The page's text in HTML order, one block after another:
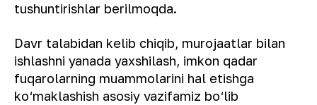
tushuntirishlar berilmoqda.
Davr talabidan kelib chiqib, murojaatlar bilan
ishlashni yanada yaxshilash, imkon qadar
fuqarolarning muammolarini hal etishga
ko‘maklashish asosiy vazifamiz bo‘lib